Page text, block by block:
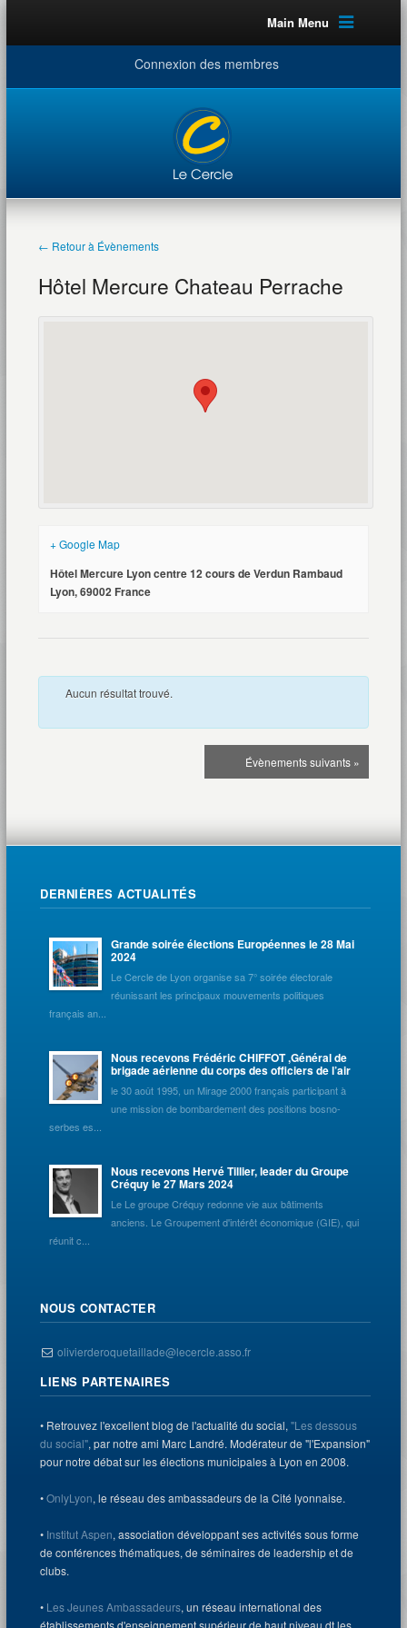
Main Menu
Connexion des membres
← Retour à Évènements
Hôtel Mercure Chateau Perrache
+ Google Map
Hôtel Mercure Lyon centre 12 cours de Verdun Rambaud
Lyon,69002 France
Aucun résultat trouvé.
des
Évènements »
suivants
DERNIÈRES ACTUALITÉS
Grande soirée élections Européennes le 28 Mai
2024
Le Cercle de Lyon organise sa 7° soirée électorale
réunissant les principaux mouvements politiques
français an...
Nous recevons Frédéric CHIFFOT ,Général de
brigade aérienne du corps des officiers de l’air
le 30 août 1995, un Mirage 2000 français participant à
une mission de bombardement des positions bosno-
serbes es...
Nous recevons Hervé Tillier, leader du Groupe
Créquy le 27 Mars 2024
Le Le groupe Créquy redonne vie aux bâtiments
anciens. Le Groupement d'intérêt économique (GIE), qui
réunit c...
NOUS CONTACTER
olivierderoquetaillade@lecercle.asso.fr
LIENS PARTENAIRES
• Retrouvez l'excellent blog de l'actualité du social,"Les dessous
du social", par notre ami Marc Landré. Modérateur de "l'Expansion"
pour notre débat sur les élections municipales à Lyon en 2008.
•OnlyLyon, le réseau des ambassadeurs de la Cité lyonnaise.
• Institut Aspen, association développant ses activités sous forme
de conférences thématiques, de séminaires de leadership et de
clubs.
• Les Jeunes Ambassadeurs, un réseau international des
établissements d'enseignement supérieur de haut niveau dt les